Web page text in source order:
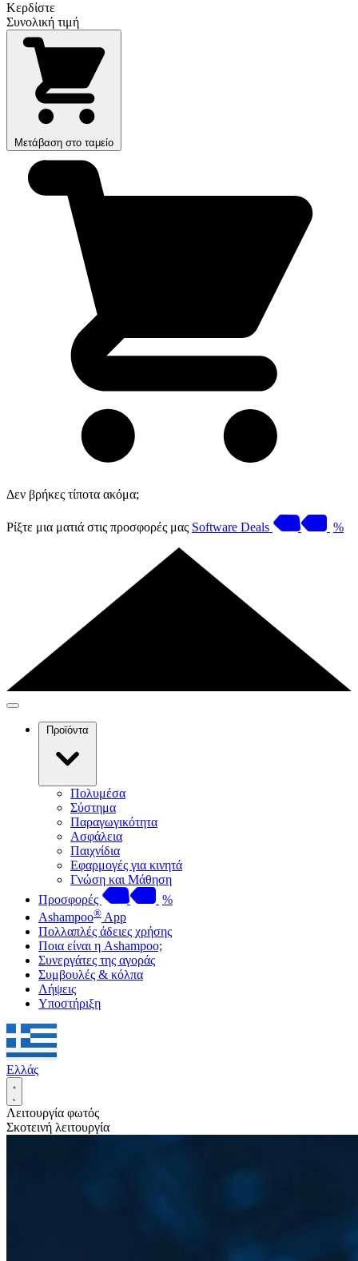
Κερδίστε
Συνολική τιμή
Μετάβαση στο ταμείο
Δεν βρήκες τίποτα ακόμα;
Ρίξτε μια ματιά στις προσφορές μας Software Deals %
Προϊόντα
Πολυμέσα
Σύστημα
Παραγωγικότητα
Ασφάλεια
Παιχνίδια
Εφαρμογές για κινητά
Γνώση και Μάθηση
Προσφορές
%
Ashampoo® App
Πολλαπλές άδειες χρήσης
Ποια είναι η Ashampoo;
Συνεργάτες της αγοράς
Συμβουλές & κόλπα
Λήψεις
Υποστήριξη
Ελλάς
Λειτουργία φωτός
Σκοτεινή λειτουργία